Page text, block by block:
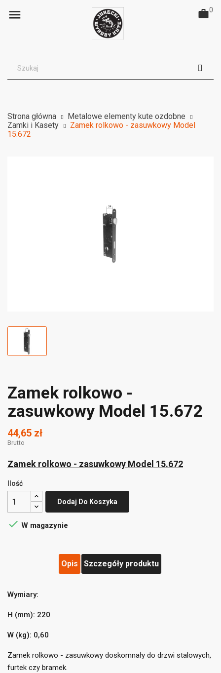
((label))
Musisz być zalogowany by zapisać produkty na swojej
liście życzeń.
 0
Strona główna
Metalowe elementy kute ozdobne
Zamki i Kasety
Zamek rolkowo - zasuwkowy Model
15.672
Zamek rolkowo -
zasuwkowy Model 15.672
44,65 zł
Brutto
Zamek rolkowo - zasuwkowy Model 15.672
Ilość
Dodaj Do Koszyka
 W magazynie
Opis Szczegóły produktu
Wymiary:
H (mm): 220
W (kg): 0,60
Zamek rolkowo - zasuwkowy doskomnały do drzwi stalowych,
furtek czy bramek.